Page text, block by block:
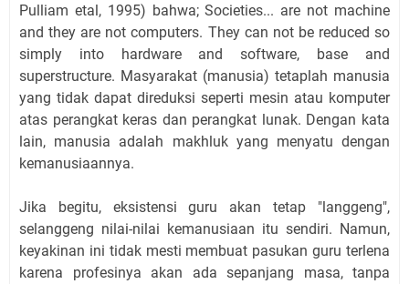
Pulliam etal, 1995) bahwa; Societies... are not machine
and they are not computers. They can not be reduced so
simply into hardware and software, base and
superstructure. Masyarakat (manusia) tetaplah manusia
yang tidak dapat direduksi seperti mesin atau komputer
atas perangkat keras dan perangkat lunak. Dengan kata
lain, manusia adalah makhluk yang menyatu dengan
kemanusiaannya.
Jika begitu, eksistensi guru akan tetap "langgeng",
selanggeng nilai-nilai kemanusiaan itu sendiri. Namun,
keyakinan ini tidak mesti membuat pasukan guru terlena
karena profesinya akan ada sepanjang masa, tanpa